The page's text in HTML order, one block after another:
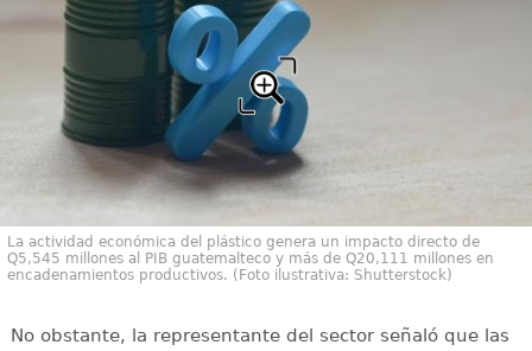
La actividad económica del plástico genera un impacto directo de
Q5,545 millones al PIB guatemalteco y más de Q20,111 millones en
encadenamientos productivos. (Foto ilustrativa: Shutterstock)
No obstante, la representante del sector señaló que las